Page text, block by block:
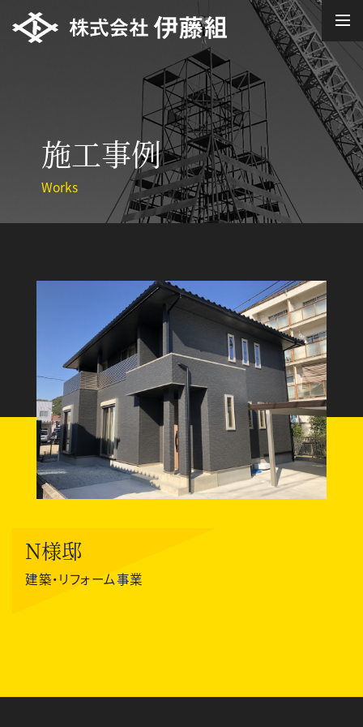
施工事例
Works
N様邸
建築・リフォーム事業